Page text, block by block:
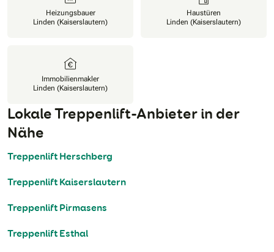
Heizungsbauer
Linden (Kaiserslautern)
Haustüren
Linden (Kaiserslautern)
Immobilienmakler
Linden (Kaiserslautern)
Lokale Treppenlift-Anbieter in der
Nähe
Treppenlift Herschberg
Treppenlift Kaiserslautern
Treppenlift Pirmasens
Treppenlift Esthal